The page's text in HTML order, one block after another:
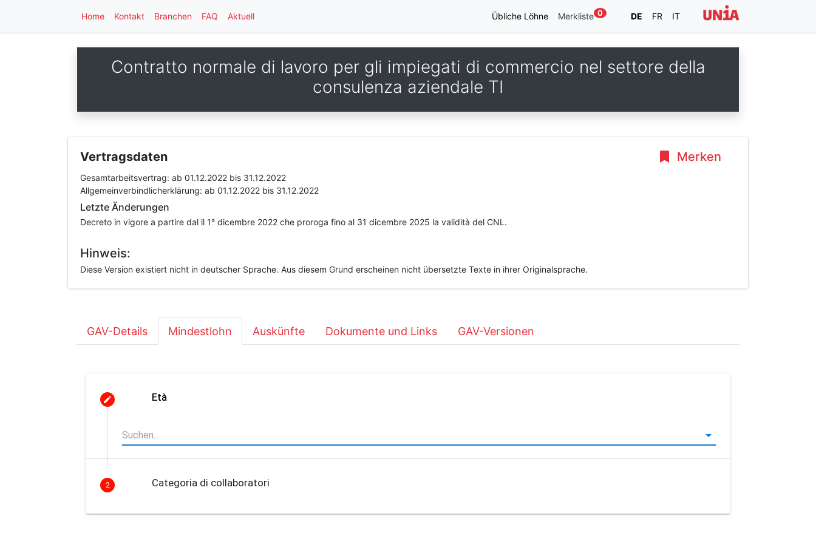
Home Kontakt Branchen FAQ Aktuell Übliche Löhne Merkliste 0 DE FR IT
Contratto normale di lavoro per gli impiegati di commercio nel settore della
consulenza aziendale TI
Merken
Vertragsdaten
Gesamtarbeitsvertrag: ab 01.12.2022 bis 31.12.2022
Allgemeinverbindlicherklärung: ab 01.12.2022 bis 31.12.2022
Letzte Änderungen
Decreto in vigore a partire dal il 1° dicembre 2022 che proroga fino al 31 dicembre 2025 la validità del CNL.
Hinweis:
Diese Version existiert nicht in deutscher Sprache. Aus diesem Grund erscheinen nicht übersetzte Texte in ihrer Originalsprache.
GAV-Details Mindestlohn Auskünfte Dokumente und Links GAV-Versionen
Età
2 Categoria di collaboratori